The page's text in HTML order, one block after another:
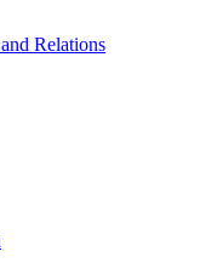
Relations